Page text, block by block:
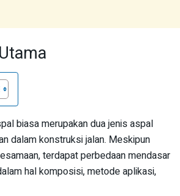
biasa merupakan dua jenis aspal
dalam konstruksi jalan. Meskipun
terdapat perbedaan mendasar
hal komposisi, metode aplikasi,